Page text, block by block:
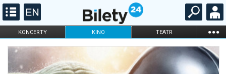
KONCERTY KINO TEATR ...
FILHARMONIA OPERA I BALET
STAND-UP
DLA DZIECI